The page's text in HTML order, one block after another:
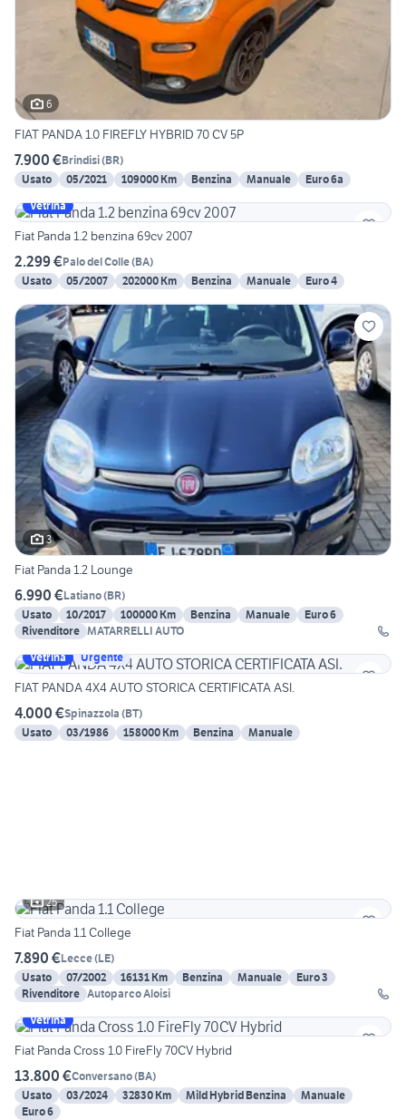
6
FIAT PANDA 1.0 FIREFLY HYBRID 70 CV 5P
7.900 €Brindisi(BR)
Usato
05/2021 109000 Km Benzina Manuale
Euro 6a
Vetrina
Fiat Panda 1.2 benzina 69cv 2007
2.299 €Palo del Colle(BA)
Usato
05/2007 202000 Km Benzina Manuale Euro 4
3
Fiat Panda 1.2 Lounge
6.990 €Latiano(BR)
Usato
10/2017 100000 Km Benzina Manuale
Euro 6
Rivenditore MATARRELLI AUTO
Vetrina
Urgente
FIAT PANDA 4X4 AUTO STORICA CERTIFICATA ASI.
4.000 €Spinazzola (BT)
Usato
03/1986 158000 Km Benzina Manuale
25
Fiat Panda 1.1 College
7.890 €Lecce(LE)
Usato
07/2002 16131 Km Benzina Manuale
Euro 3
Rivenditore Autoparco Aloisi
Vetrina
Fiat Panda Cross 1.0 FireFly 70CV Hybrid
13.800 €Conversano(BA)
Usato
03/2024 32830 Km Mild Hybrid Benzina
Manuale
Euro 6